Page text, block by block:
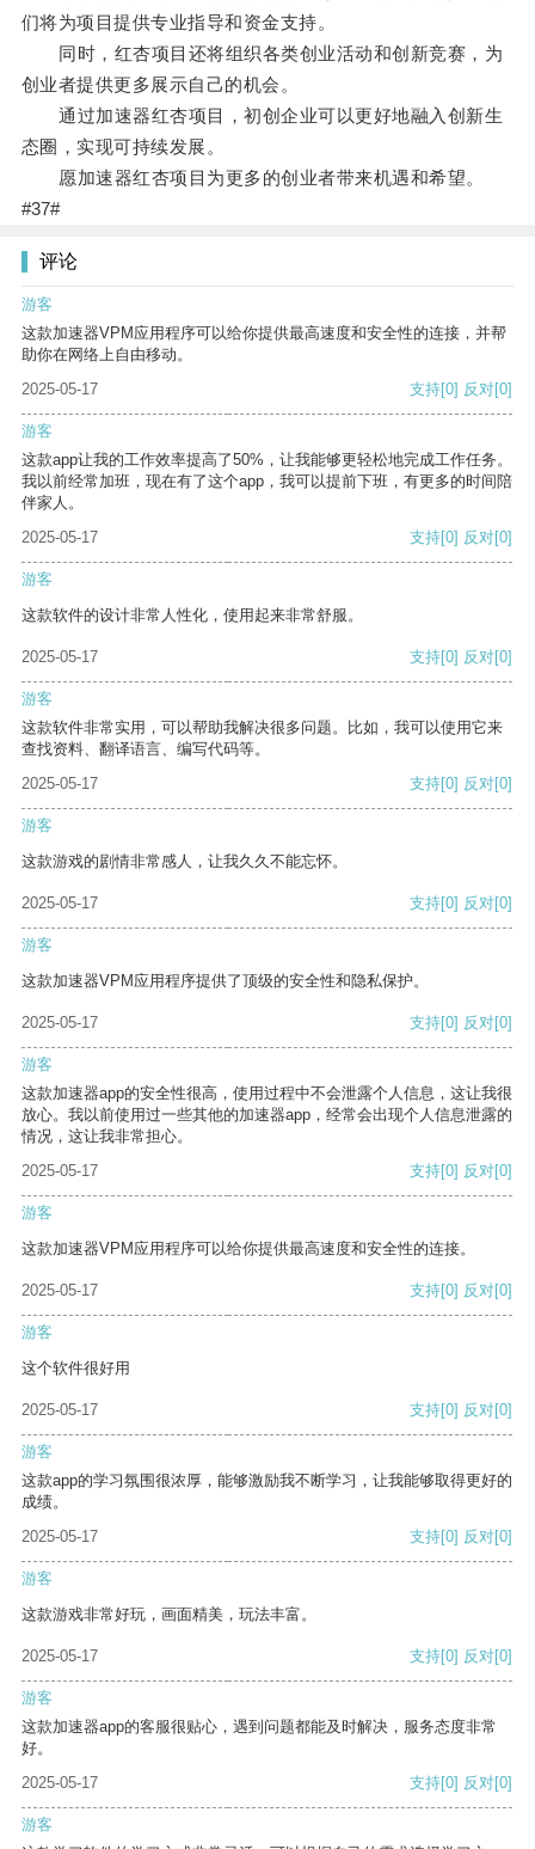
们将为项目提供专业指导和资金支持。
同时，红杏项目还将组织各类创业活动和创新竞赛，为
创业者提供更多展示自己的机会。
通过加速器红杏项目，初创企业可以更好地融入创新生
态圈，实现可持续发展。
愿加速器红杏项目为更多的创业者带来机遇和希望。
#37#
评论
游客
这款加速器VPM应用程序可以给你提供最高速度和安全性的连接，并帮
助你在网络上自由移动。
2025-05-17
支持[0] 反对[0]
游客
这款app让我的工作效率提高了50%，让我能够更轻松地完成工作任务。
我以前经常加班，现在有了这个app，我可以提前下班，有更多的时间陪
伴家人。
2025-05-17
支持[0] 反对[0]
游客
这款软件的设计非常人性化，使用起来非常舒服。
2025-05-17 支持[0] 反对[0]
游客
这款软件非常实用，可以帮助我解决很多问题。比如，我可以使用它来
查找资料、翻译语言、编写代码等。
2025-05-17
支持[0] 反对[0]
游客
这款游戏的剧情非常感人，让我久久不能忘怀。
2025-05-17 支持[0] 反对[0]
游客
这款加速器VPM应用程序提供了顶级的安全性和隐私保护。
2025-05-17 支持[0] 反对[0]
游客
这款加速器app的安全性很高，使用过程中不会泄露个人信息，这让我很
放心。我以前使用过一些其他的加速器app，经常会出现个人信息泄露的
情况，这让我非常担心。
2025-05-17
支持[0] 反对[0]
游客
这款加速器VPM应用程序可以给你提供最高速度和安全性的连接。
2025-05-17 支持[0] 反对[0]
游客
这个软件很好用
2025-05-17 支持[0] 反对[0]
游客
这款app的学习氛围很浓厚，能够激励我不断学习，让我能够取得更好的
成绩。
2025-05-17
支持[0] 反对[0]
游客
这款游戏非常好玩，画面精美，玩法丰富。
2025-05-17 支持[0] 反对[0]
游客
这款加速器app的客服很贴心，遇到问题都能及时解决，服务态度非常
好。
2025-05-17
支持[0] 反对[0]
游客